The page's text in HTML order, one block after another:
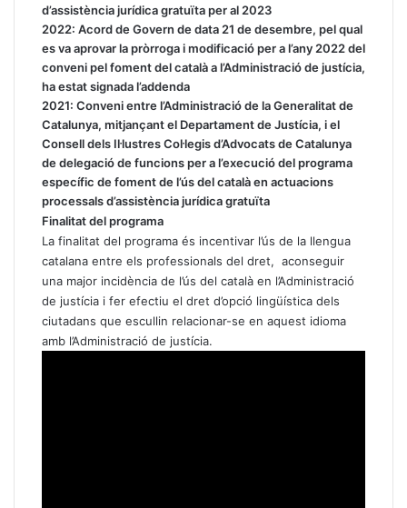
d’assistència jurídica gratuïta per al 2023
2022: Acord de Govern de data 21 de desembre, pel qual
es va aprovar la pròrroga i modificació per a l’any 2022 del
conveni pel foment del català a l’Administració de justícia,
ha estat signada l’addenda
2021: Conveni entre l’Administració de la Generalitat de
Catalunya, mitjançant el Departament de Justícia, i el
Consell dels Il·lustres Col·legis d’Advocats de Catalunya
de delegació de funcions per a l’execució del programa
específic de foment de l’ús del català en actuacions
processals d’assistència jurídica gratuïta
Finalitat del programa
La finalitat del programa és incentivar l’ús de la llengua
catalana entre els professionals del dret, aconseguir
una major incidència de l’ús del català en l’Administració
de justícia i fer efectiu el dret d’opció lingüística dels
ciutadans que escullin relacionar-se en aquest idioma
amb l’Administració de justícia.